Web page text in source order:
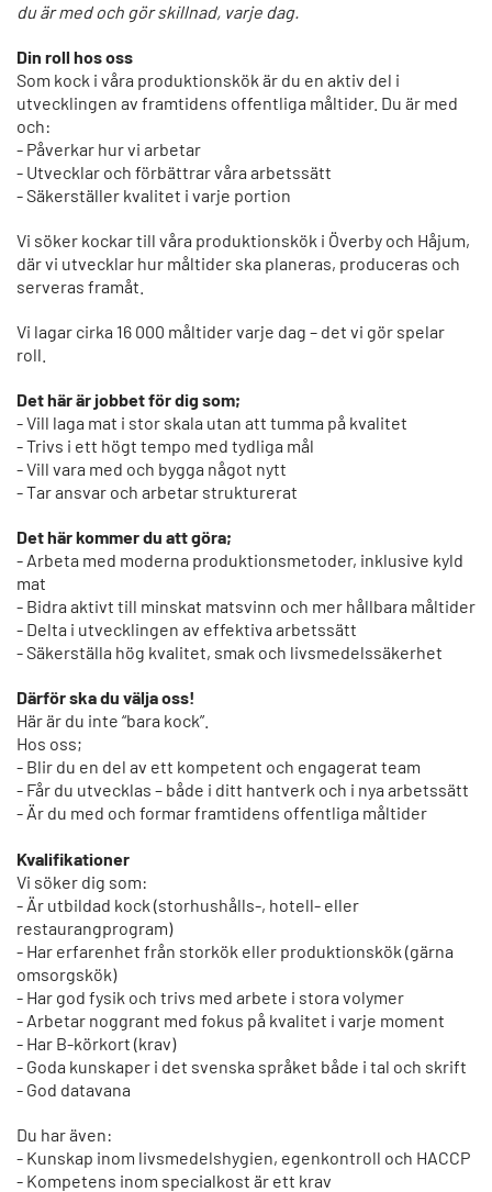
du är med och gör skillnad, varje dag.
Din roll hos oss
Som kock i våra produktionskök är du en aktiv del i
utvecklingen av framtidens offentliga måltider. Du är med
och:
- Påverkar hur vi arbetar
- Utvecklar och förbättrar våra arbetssätt
- Säkerställer kvalitet i varje portion
Vi söker kockar till våra produktionskök i Överby och Håjum,
där vi utvecklar hur måltider ska planeras, produceras och
serveras framåt.
Vi lagar cirka 16 000 måltider varje dag – det vi gör spelar
roll.
Det här är jobbet för dig som;
- Vill laga mat i stor skala utan att tumma på kvalitet
- Trivs i ett högt tempo med tydliga mål
- Vill vara med och bygga något nytt
- Tar ansvar och arbetar strukturerat
Det här kommer du att göra;
- Arbeta med moderna produktionsmetoder, inklusive kyld
mat
- Bidra aktivt till minskat matsvinn och mer hållbara måltider
- Delta i utvecklingen av effektiva arbetssätt
- Säkerställa hög kvalitet, smak och livsmedelssäkerhet
Därför ska du välja oss!
Här är du inte “bara kock”.
Hos oss;
- Blir du en del av ett kompetent och engagerat team
- Får du utvecklas – både i ditt hantverk och i nya arbetssätt
- Är du med och formar framtidens offentliga måltider
Kvalifikationer
Vi söker dig som:
- Är utbildad kock (storhushålls-, hotell- eller
restaurangprogram)
- Har erfarenhet från storkök eller produktionskök (gärna
omsorgskök)
- Har god fysik och trivs med arbete i stora volymer
- Arbetar noggrant med fokus på kvalitet i varje moment
- Har B-körkort (krav)
- Goda kunskaper i det svenska språket både i tal och skrift
- God datavana
Du har även:
- Kunskap inom livsmedelshygien, egenkontroll och HACCP
- Kompetens inom specialkost är ett krav